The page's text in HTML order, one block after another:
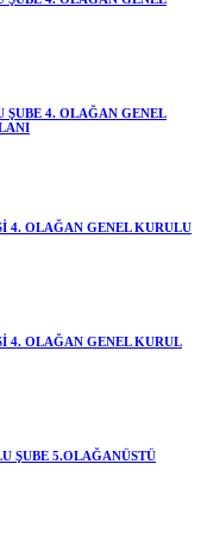
ŞUBE 4. OLAĞAN GENEL
4. OLAĞAN GENEL KURULU
4. OLAĞAN GENEL KURUL
ŞUBE 5.OLAĞANÜSTÜ